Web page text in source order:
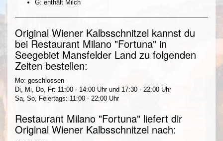
G: enthält Milch
Original Wiener Kalbsschnitzel kannst du
bei Restaurant Milano "Fortuna" in
Seegebiet Mansfelder Land zu folgenden
Zeiten bestellen:
Mo: geschlossen
Di, Mi, Do, Fr: 11:00 - 14:00 Uhr und 17:30 - 22:00 Uhr
Sa, So, Feiertags: 11:00 - 22:00 Uhr
Restaurant Milano "Fortuna" liefert dir
Original Wiener Kalbsschnitzel nach: